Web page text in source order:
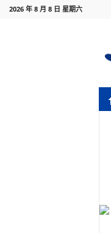
2026 年 8 月 8 日 星期六